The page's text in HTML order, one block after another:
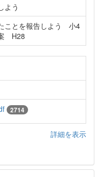
よう
とを報告しよう 小4
H28
2714
詳細を表示